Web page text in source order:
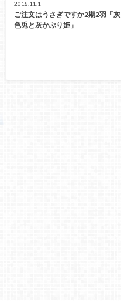
2018.11.1
ご注文はうさぎですか2期2羽「灰
色兎と灰かぶり姫」